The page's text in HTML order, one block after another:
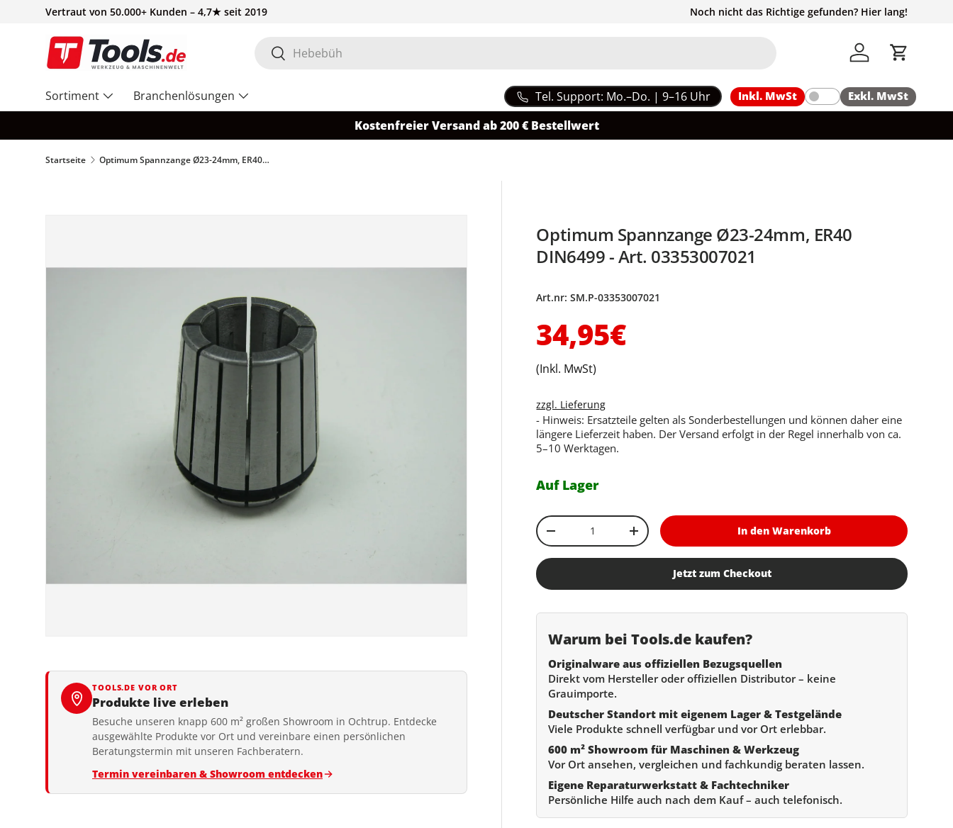
Vertraut von 50.000+ Kunden – 4,7★ seit 2019 Noch nicht das Richtige gefunden? Hier lang!
Suchen
Suchen Einloggen
Sortiment Branchenlösungen Tel. Support: Mo.–Do. | 9–16 Uhr Inkl. MwSt Exkl. MwSt
Kostenfreier Versand ab 200 € Bestellwert
Startseite Optimum Spannzange Ø23-24mm, ER40 DIN6499 - Art. 03353007021
Optimum Spannzange Ø23-24mm, ER40
DIN6499 - Art. 03353007021
Art.nr: SM.P-03353007021
Normaler Preis
34,95€
(Inkl. MwSt)
zzgl. Lieferung
- Hinweis: Ersatzteile gelten als Sonderbestellungen und können daher eine
längere Lieferzeit haben. Der Versand erfolgt in der Regel innerhalb von ca.
5–10 Werktagen.
Auf Lager
Anzahl
Menge verringernMenge erhöhen In den Warenkorb
Jetzt zum Checkout
Warum bei Tools.de kaufen?
Originalware aus offiziellen Bezugsquellen
Direkt vom Hersteller oder offiziellen Distributor – keine
Grauimporte.
Deutscher Standort mit eigenem Lager & Testgelände
Viele Produkte schnell verfügbar und vor Ort erlebbar.
600 m² Showroom für Maschinen & Werkzeug
Vor Ort ansehen, vergleichen und fachkundig beraten lassen.
Eigene Reparaturwerkstatt & Fachtechniker
Persönliche Hilfe auch nach dem Kauf – auch telefonisch.
TOOLS.DE VOR ORT
Produkte live erleben
Besuche unseren knapp 600 m² großen Showroom in Ochtrup. Entdecke
ausgewählte Produkte vor Ort und vereinbare einen persönlichen
Beratungstermin mit unseren Fachberatern.
Termin vereinbaren & Showroom entdecken